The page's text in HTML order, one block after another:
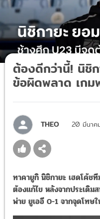
ต้องดีกว่านี้! นิชิ
ข้อผิดพลาด เกม
THEO 20 มีนาค
ทาคายูกิ นิชิกายะ เฮดโค้ช
ต้องแก้ไข หลังจากประเดิ
พ่าย ยูเออี 0-1 จากจุดโทษ